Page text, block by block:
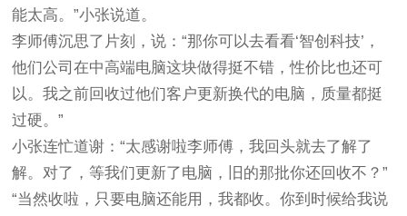
能太高。”小张说道。
李师傅沉思了片刻，说：“那你可以去看看‘智创科技’，
他们公司在中高端电脑这块做得挺不错，性价比也还可
以。我之前回收过他们客户更新换代的电脑，质量都挺
过硬。”
小张连忙道谢：“太感谢啦李师傅，我回头就去了解了
解。对了，等我们更新了电脑，旧的那批你还回收不？”
“当然收啦，只要电脑还能用，我都收。你到时候给我说